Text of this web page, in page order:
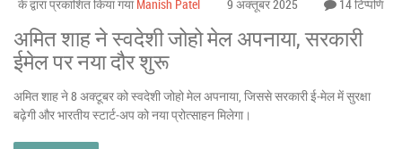
के द्वारा प्रकाशित किया गया Manish Patel 9 अक्तूबर 2025 14 टिप्पणि
अमित शाह ने स्वदेशी जोहो मेल अपनाया, सरकारी
ईमेल पर नया दौर शुरू
अमित शाह ने 8 अक्टूबर को स्वदेशी जोहो मेल अपनाया, जिससे सरकारी ई‑मेल में सुरक्षा
बढ़ेगी और भारतीय स्टार्ट‑अप को नया प्रोत्साहन मिलेगा।